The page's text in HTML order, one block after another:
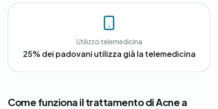
Utilizzo telemedicina
25% dei padovani utilizza già la telemedicina
Come funziona il trattamento di Acne a